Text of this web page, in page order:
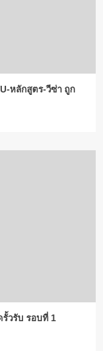
หลักสูตร-วีซ่า ถูก
รั้วรับ รอบที่ 1